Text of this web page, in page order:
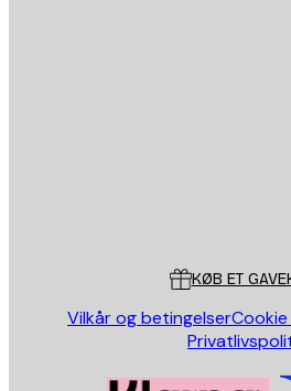
KØB ET
Vilkår og betingelser